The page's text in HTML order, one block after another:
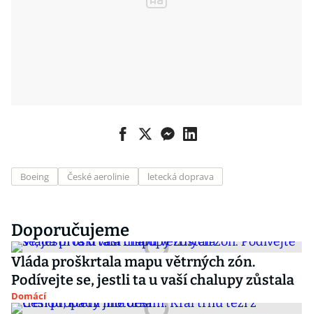
Boeing České aerolinie letecká doprava
Doporučujeme
Vláda proškrtala mapu větrných zón.
Podívejte se, jestli ta u vaší chalupy zůstala
Domácí